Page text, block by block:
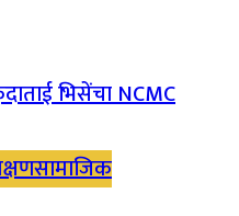
सामाजिक